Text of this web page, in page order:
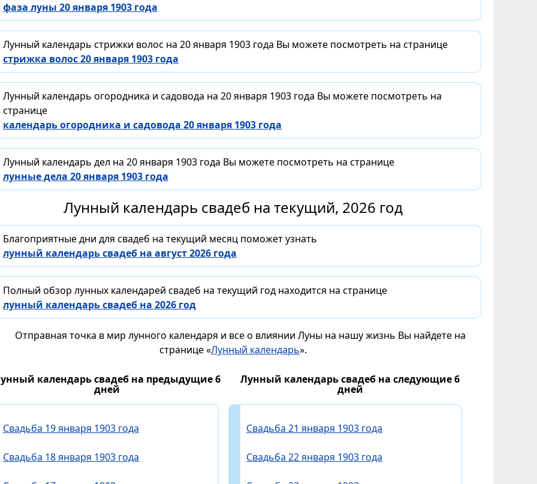
фаза луны 20 января 1903 года
Лунный календарь стрижки волос на 20 января 1903 года Вы можете посмотреть на странице
стрижка волос 20 января 1903 года
Лунный календарь огородника и садовода на 20 января 1903 года Вы можете посмотреть на
странице
календарь огородника и садовода 20 января 1903 года
Лунный календарь дел на 20 января 1903 года Вы можете посмотреть на странице
лунные дела 20 января 1903 года
Лунный календарь свадеб на текущий, 2026 год
Благоприятные дни для свадеб на текущий месяц поможет узнать
лунный календарь свадеб на август 2026 года
Полный обзор лунных календарей свадеб на текущий год находится на странице
лунный календарь свадеб на 2026 год
Отправная точка в мир лунного календаря и все о влиянии Луны на нашу жизнь Вы найдете на
странице «Лунный календарь».
календарь свадеб на предыдущие 6
дней
Свадьба 19 января 1903 года
Свадьба 18 января 1903 года
Лунный календарь свадеб на следующие 6
дней
Свадьба 21 января 1903 года
Свадьба 22 января 1903 года